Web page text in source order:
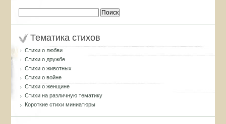
Тематика стихов
Стихи о любви
Стихи о дружбе
Стихи о животных
Стихи о войне
Стихи о женщине
Стихи на различную тематику
Короткие стихи миниатюры